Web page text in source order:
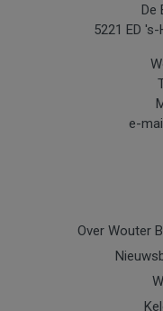
De
5221 ED
e-
Over Wouter